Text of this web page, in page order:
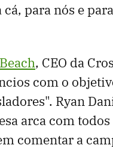
para nós e
, CEO da
com o
Ryan
arca com
comentar a